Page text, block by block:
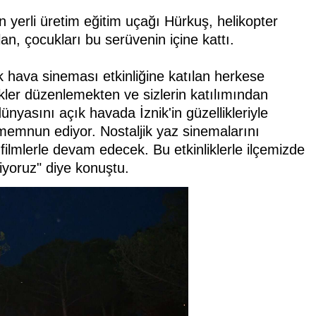
yerli üretim eğitim uçağı Hürkuş, helikopter
çocukları bu serüvenin içine kattı.
sineması etkinliğine katılan herkese
düzenlemekten ve sizlerin katılımından
açık havada İznik'in güzellikleriyle
ediyor. Nostaljik yaz sinemalarını
devam edecek. Bu etkinliklerle ilçemizde
diye konuştu.